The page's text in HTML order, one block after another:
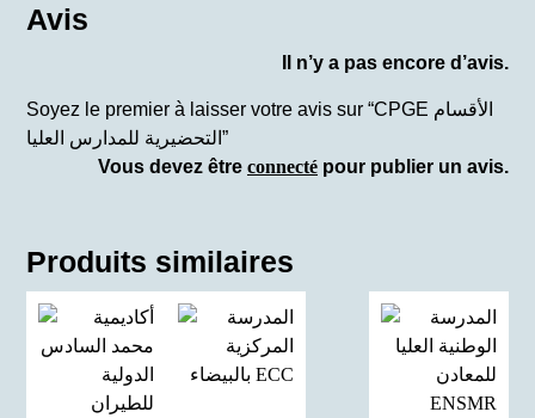
Avis
Il n’y a pas encore d’avis.
Soyez le premier à laisser votre avis sur “CPGE الأقسام
التحضيرية للمدارس العليا”
Vous devez être connecté pour publier un avis.
Produits similaires